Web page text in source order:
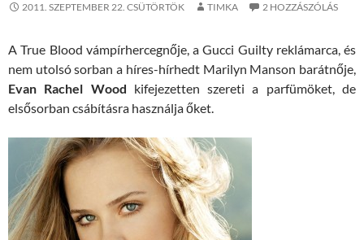
2011. SZEPTEMBER 22. CSÜTÖRTÖK TIMKA 2 HOZZÁSZÓLÁS
A True Blood vámpírhercegnője, a Gucci Guilty reklámarca, és
nem utolsó sorban a híres-hírhedt Marilyn Manson barátnője,
Evan Rachel Wood kifejezetten szereti a parfümöket, de
elsősorban csábításra használja őket.